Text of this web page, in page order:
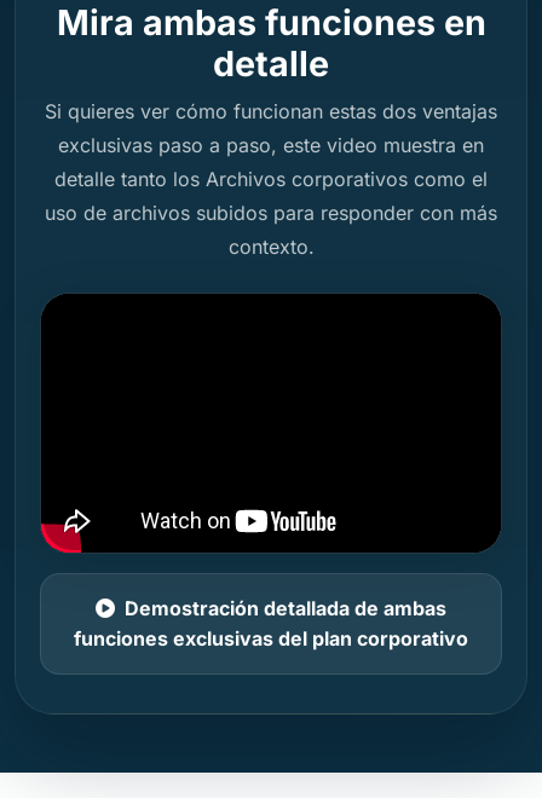
Mira ambas funciones en
detalle
Si quieres ver cómo funcionan estas dos ventajas
exclusivas paso a paso, este video muestra en
detalle tanto los Archivos corporativos como el
uso de archivos subidos para responder con más
contexto.
Demostración detallada de ambas
funciones exclusivas del plan corporativo